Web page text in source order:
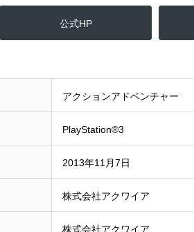
公式HP
アクションアドベンチャー
PlayStation®3
2013年11月7日
株式会社アクワイア
株式会社アクワイア